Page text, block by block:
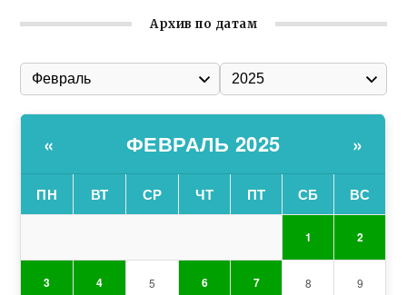
Архив по датам
« ФЕВРАЛЬ 2025 »
ПН ВТ СР ЧТ ПТ СБ ВС
1 2
3 4 5 6 7 8 9